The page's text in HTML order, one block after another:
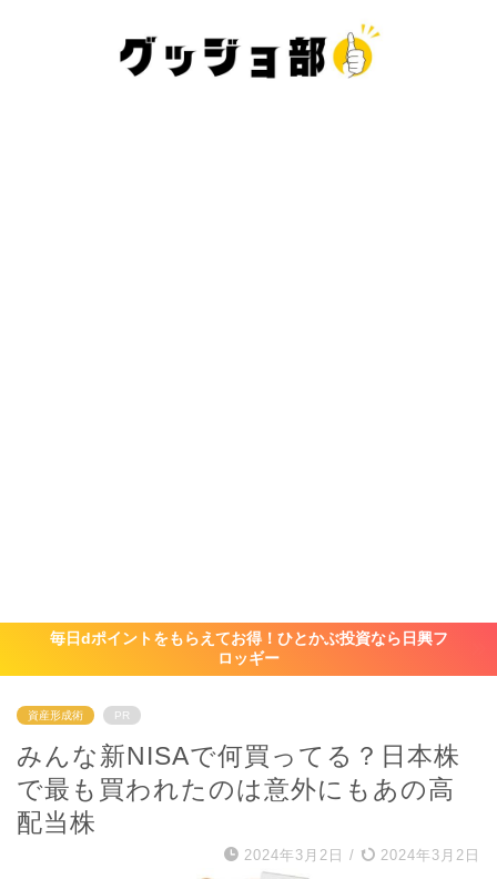
毎日dポイントをもらえてお得！ひとかぶ投資なら日興フ
ロッギー
資産形成術 PR
みんな新NISAで何買ってる？日本株
で最も買われたのは意外にもあの高
配当株
2024年3月2日 / 2024年3月2日